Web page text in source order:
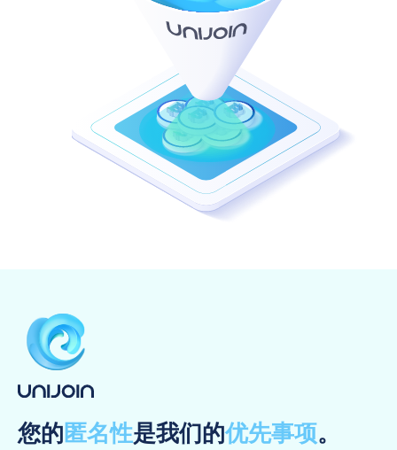
您的匿名性是我们的优先事项。